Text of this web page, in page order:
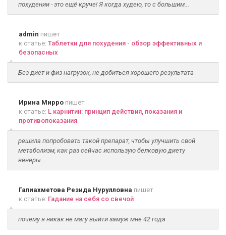
похудении - это ещё круче! Я когда худею, то с большим...
admin пишет
к статье: Таблетки для похудения - обзор эффективных и
безопасных
Без диет и физ нагрузок, не добиться хорошего результата
Ирина Мирро пишет
к статье: L карнитин: принцип действия, показания и
противопоказания
решила попробовать такой препарат, чтобы улучшить свой
метаболизм, как раз сейчас использую белковую диету
венеры...
Галиахметова Резида Нурулловна пишет
к статье: Гадание на себя со свечой
почему я никак не магу выйти замуж мне 42 года